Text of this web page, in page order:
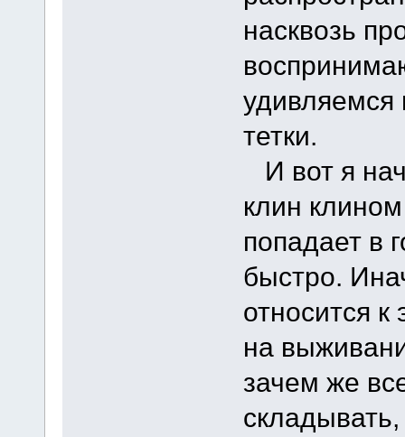
насквозь
удивляемся
тетки.
И вот я
клин
попадает в
быстро.
относится к
на
зачем же